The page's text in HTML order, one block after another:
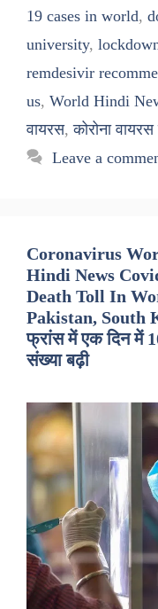
19 cases in world,
university,
remdesivir
us, World Hindi
वायरस,कोरोना
Leave a
Coronavirus
Hindi News
Death Toll In
Pakistan, South
फ्रांस में एक दिन में
संख्या बढ़ी